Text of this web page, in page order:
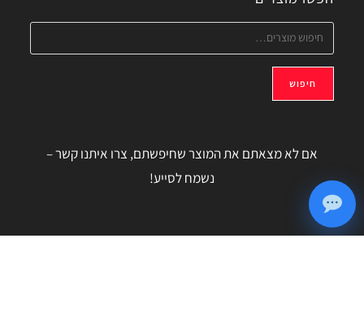
חיפוש
אם לא מצאתם את המוצר שחיפשתם, צרו איתנו קשר –
נשמח לסייע!